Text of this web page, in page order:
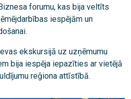
forumu, kas bija veltīts
iespējām un
ekskursijā uz uzņēmumu
bija iespēja iepazīties ar vietējā
reģiona attīstībā.